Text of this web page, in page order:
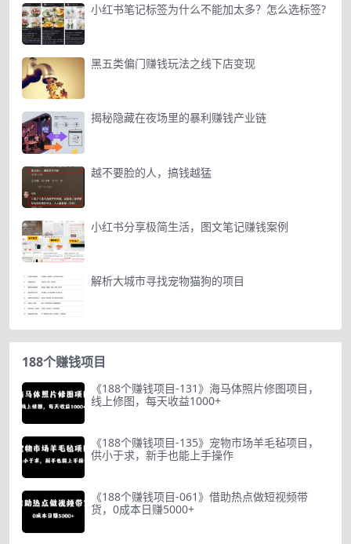
小红书笔记标签为什么不能加太多？怎么选标签?
黑五类偏门赚钱玩法之线下店变现
揭秘隐藏在夜场里的暴利赚钱产业链
越不要脸的人，搞钱越猛
小红书分享极简生活，图文笔记赚钱案例
解析大城市寻找宠物猫狗的项目
188个赚钱项目
《188个赚钱项目-131》海马体照片修图项目，
线上修图，每天收益1000+
《188个赚钱项目-135》宠物市场羊毛毡项目，
供小于求，新手也能上手操作
《188个赚钱项目-061》借助热点做短视频带
货，0成本日赚5000+